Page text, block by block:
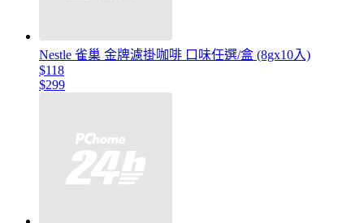
Nestle 雀巢 金牌濾掛咖啡 口味任選/盒 (8gx10入)
$118
$299